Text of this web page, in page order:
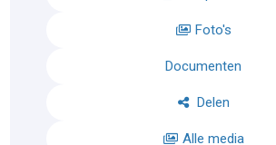
Foto's
Documenten
Delen
Alle media